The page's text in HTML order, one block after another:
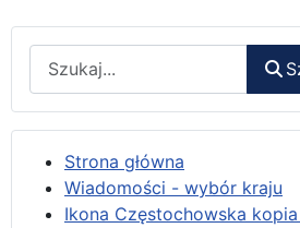
Strona główna
Wiadomości - wybór kraju
Ikona Częstochowska